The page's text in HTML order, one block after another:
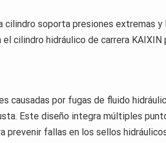
cilindro soporta presiones extremas y
cilindro hidráulico de carrera KAIXIN
por fugas de fluido
Este diseño integra múltiples
prevenir fallas en los sellos